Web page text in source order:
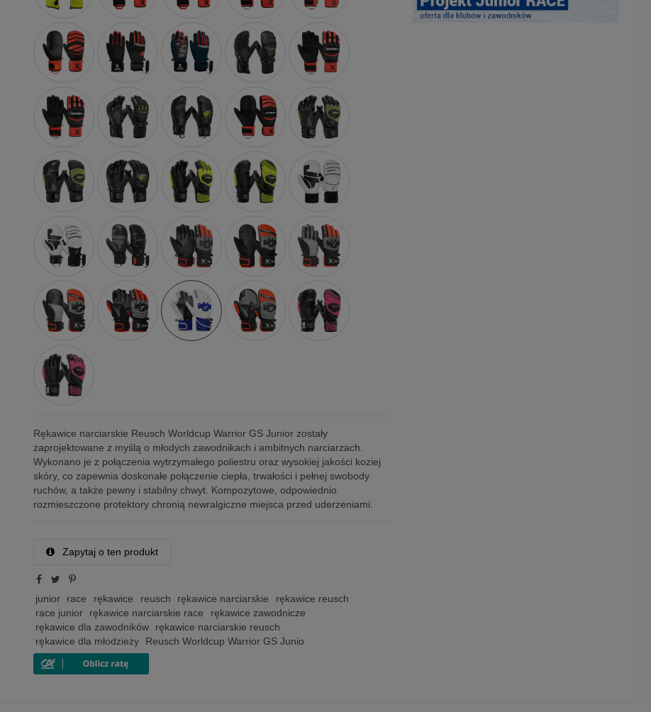
Rękawice narciarskie Reusch Worldcup Warrior GS Junior zostały
zaprojektowane z myślą o młodych zawodnikach i ambitnych narciarzach.
Wykonano je z połączenia wytrzymałego poliestru oraz wysokiej jakości koziej
skóry, co zapewnia doskonałe połączenie ciepła, trwałości i pełnej swobody
ruchów, a także pewny i stabilny chwyt. Kompozytowe, odpowiednio
rozmieszczone protektory chronią newralgiczne miejsca przed uderzeniami.
Zapytaj o ten produkt
junior race rękawice reusch rękawice narciarskie
rękawice reusch
race junior
rękawice narciarskie race
rękawice zawodnicze
rękawice dla zawodników
rękawice narciarskie reusch
rękawice dla młodzieży
Reusch Worldcup Warrior GS Junio